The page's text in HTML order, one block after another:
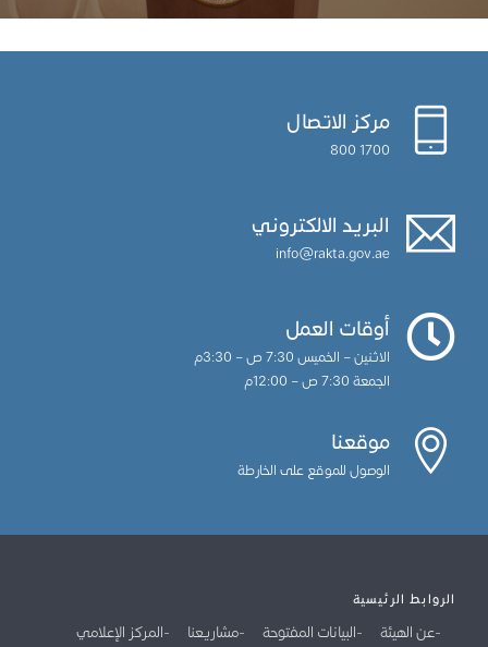
مركز الاتصال
1700 800
البريد الالكتروني
info@rakta.gov.ae
أوقات العمل
الاثنين – الخميس 7:30 ص – 3:30م
الجمعة 7:30 ص – 12:00م
موقعنا
الوصول للموقع على الخارطة
الروابط الرئيسية
عن الهيئة البيانات المفتوحة مشاريعنا
المركز الإعلامي